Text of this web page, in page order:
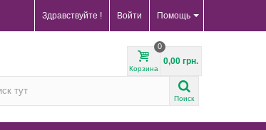
Помощь
Здравствуйте ! Войти
Корзина
0
0,00 грн.
Поиск